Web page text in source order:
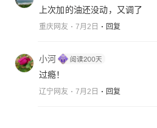
上次加的油还没动，又调了
重庆网友 7月2日 回复
小河
过瘾！
辽宁网友 7月2日 回复